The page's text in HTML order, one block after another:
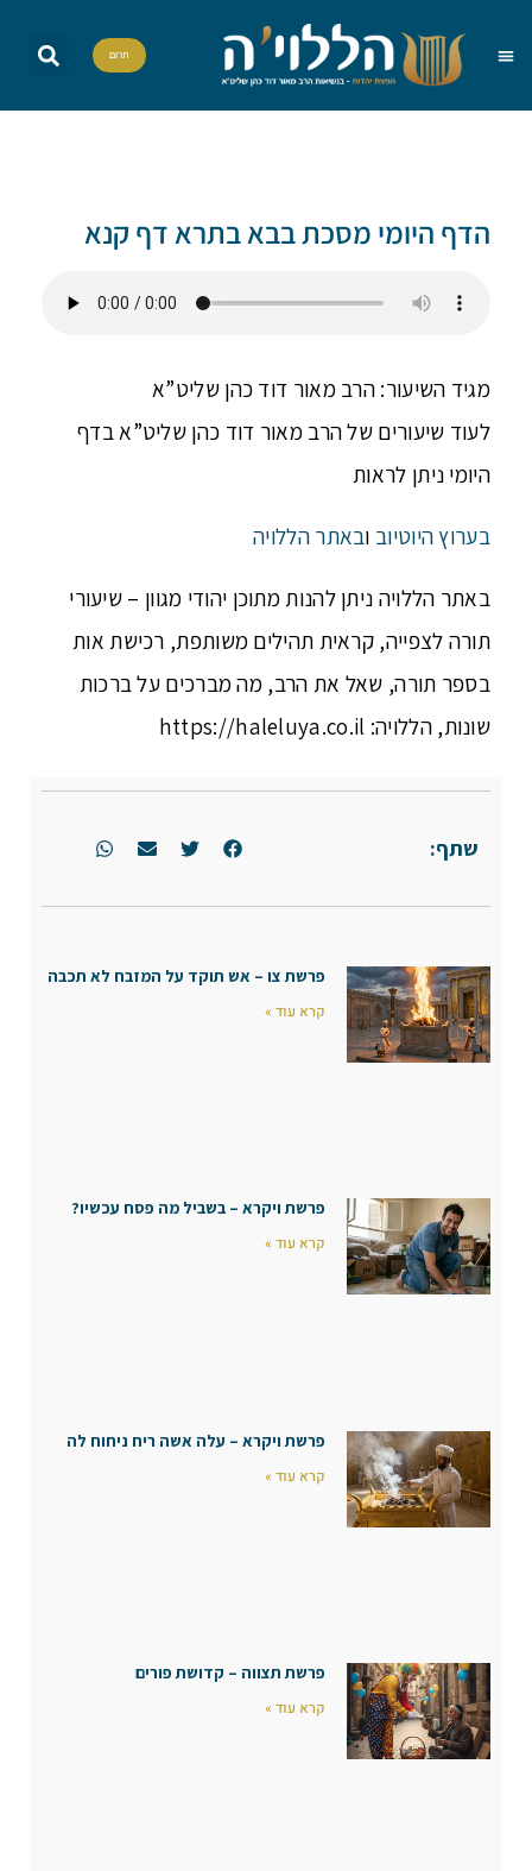
תרום
שתף:
פרשת צו – אש תוקד על המזבח לא תכבה
קרא עוד »
פרשת ויקרא – בשביל מה פסח עכשיו?
קרא עוד »
פרשת ויקרא – עלה אשה ריח ניחוח לה
קרא עוד »
פרשת תצווה – קדושת פורים
קרא עוד »
הדף היומי מסכת בבא בתרא דף קנא
מגיד השיעור: הרב מאור דוד כהן שליט”א
לעוד שיעורים של הרב מאור דוד כהן שליט”א בדף
היומי ניתן לראות
בערוץ היוטיוב ובאתר הללויה
באתר הללויה ניתן להנות מתוכן יהודי מגוון – שיעורי
תורה לצפייה, קראית תהילים משותפת, רכישת אות
בספר תורה, שאל את הרב, מה מברכים על ברכות
שונות, הללויה: https://haleluya.co.il